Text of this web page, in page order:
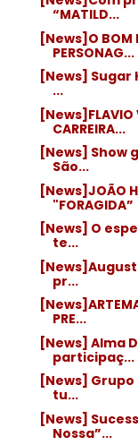
“MATILD...
[News]O BOM
PERSONAG...
[News] Sugar
...
[News]FLAVIO
CARREIRA...
[News] Show
São...
[News]JOÃO
"FORAGIDA”
[News] O
te...
pr...
PRE...
[News] Alma
participaç...
[News]
tu...
[News]
Nossa”...